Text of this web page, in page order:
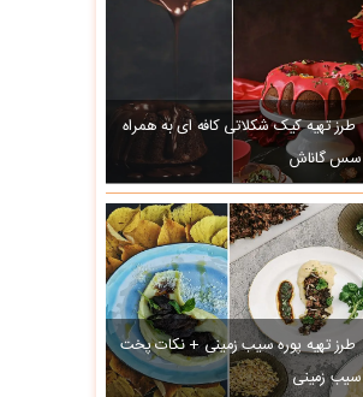
طرز تهیه کیک شکلاتی کافه ای به همراه
سس گاناش
طرز تهیه پوره سیب زمینی + نکات پخت
سیب زمینی